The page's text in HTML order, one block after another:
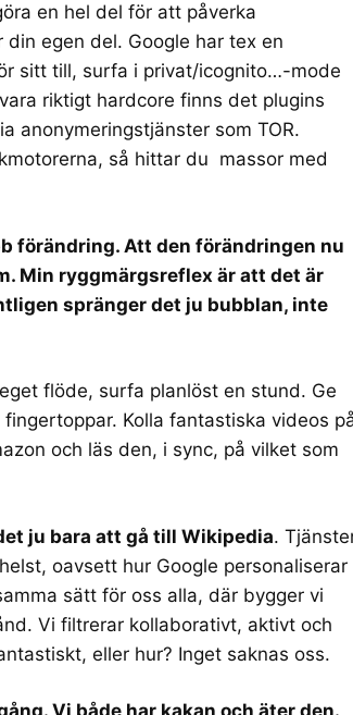
en hel del för att påverka
egen del. Google har tex en
sitt till, surfa i privat/icognito…-mode
riktigt hardcore finns det plugins
anonymeringstjänster som TOR.
så hittar du massor med
förändring. Att den förändringen nu
Min ryggmärgsreflex är att det är
spränger det ju bubblan, inte
flöde, surfa planlöst en stund. Ge
Kolla fantastiska videos
och läs den, i sync, på vilket som
ju bara att gå till Wikipedia.
oavsett hur Google personaliserar
sätt för oss alla, där bygger vi
Vi filtrerar kollaborativt, aktivt och
eller hur? Inget saknas oss.
Vi både har kakan och äter den.